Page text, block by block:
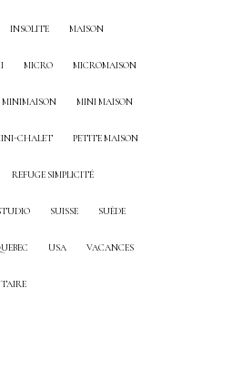
INSOLITE MAISON
MICRO MICROMAISON
MINIMAISON MINI MAISON
CHALET PETITE MAISON
REFUGE SIMPLICITÉ
SUISSE SUÈDE
USA VACANCES